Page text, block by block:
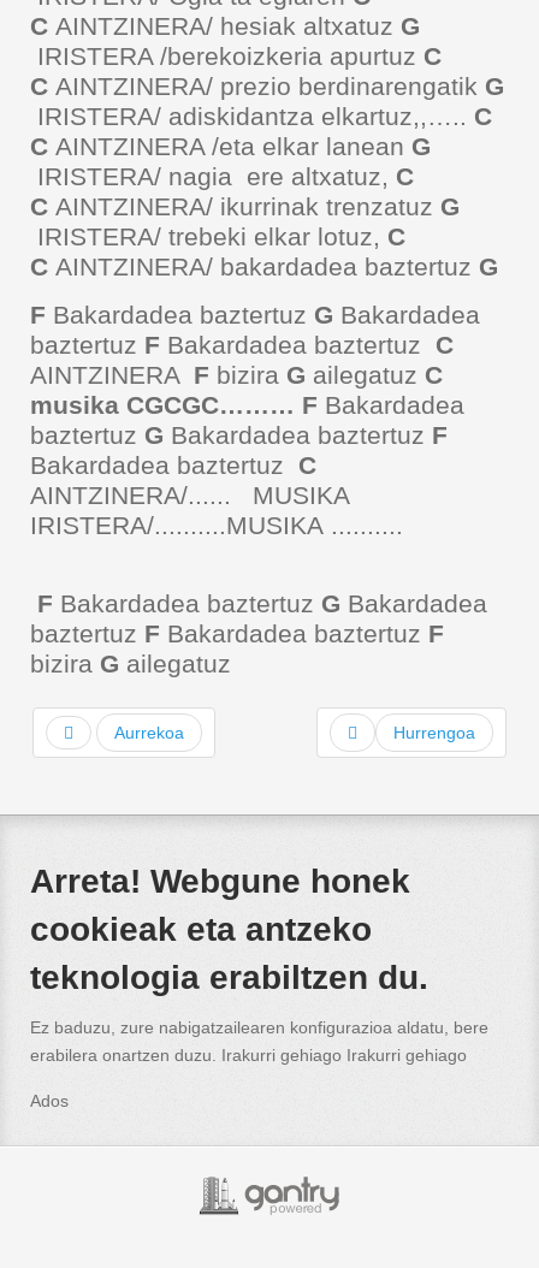
C AINTZINERA/ hesiak altxatuz G
IRISTERA /berekoizkeria apurtuz C
C AINTZINERA/ prezio berdinarengatik G
IRISTERA/ adiskidantza elkartuz,,….. C
C AINTZINERA /eta elkar lanean G
IRISTERA/ nagia ere altxatuz, C
C AINTZINERA/ ikurrinak trenzatuz G
IRISTERA/ trebeki elkar lotuz, C
C AINTZINERA/ bakardadea baztertuz G
F Bakardadea baztertuz G Bakardadea
baztertuz F Bakardadea baztertuz C
AINTZINERA F bizira G ailegatuz C
musika CGCGC……… F Bakardadea
baztertuz G Bakardadea baztertuz F
Bakardadea baztertuz C
AINTZINERA/...... MUSIKA
IRISTERA/..........MUSIKA ..........
F Bakardadea baztertuz G Bakardadea
baztertuz F Bakardadea baztertuz F
bizira G ailegatuz
Aurrekoa Hurrengoa
Arreta! Webgune honek
cookieak eta antzeko
teknologia erabiltzen du.
Ez baduzu, zure nabigatzailearen konfigurazioa aldatu, bere
erabilera onartzen duzu. Irakurri gehiago Irakurri gehiago
Ados